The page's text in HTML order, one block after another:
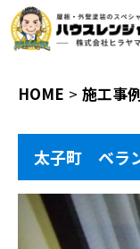
HOME 施工事
太子町 ベラ